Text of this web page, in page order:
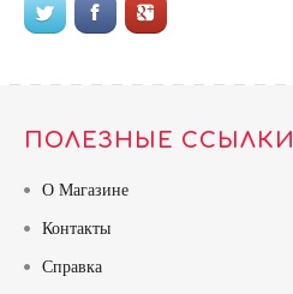
ПОЛЕЗНЫЕ ССЫЛКИ
О Магазине
Контакты
Справка